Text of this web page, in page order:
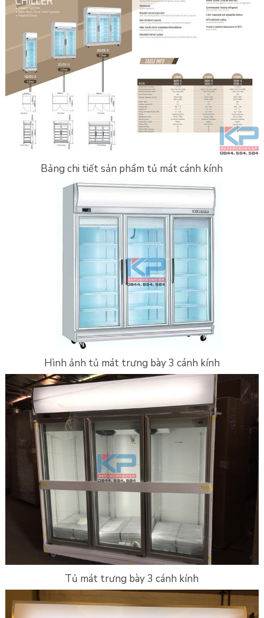
Bảng chi tiết sản phẩm tủ mát cánh kính
Hình ảnh tủ mát trưng bày 3 cánh kính
Tủ mát trưng bày 3 cánh kính